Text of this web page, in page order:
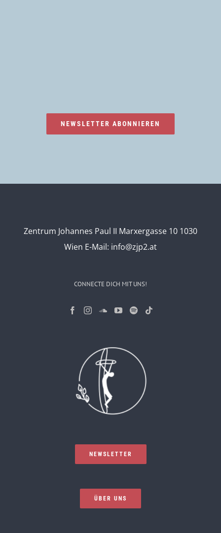
NEWSLETTER ABONNIEREN
Zentrum Johannes Paul II Marxergasse 10 1030
Wien E-Mail: info@zjp2.at
CONNECTE DICH MIT UNS!
NEWSLETTER
ÜBER UNS